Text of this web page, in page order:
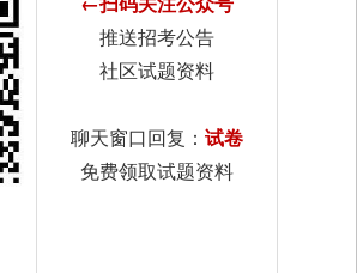
推送招考公告
社区试题资料
聊天窗口回复： 试卷
免费领取试题资料